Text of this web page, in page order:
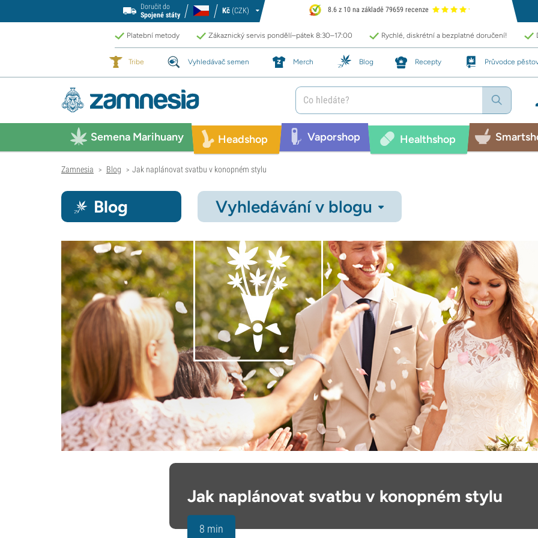
Doručit do
Spojené státy
Kč (CZK) 8.6 z 10 na základě 79659 recenze
Platební metody Zákaznický servis pondělí–pátek 8:30–17:00 Rychlé, diskrétní a bezplatné doručení!
Tribe Vyhledávač semen Merch Blog Recepty Průvodce
Semena Marihuany Headshop Vaporshop Healthshop
Zamnesia > Blog > Jak naplánovat svatbu v konopném stylu
Blog Vyhledávání v blogu
Jak naplánovat svatbu v konopném stylu
8 min